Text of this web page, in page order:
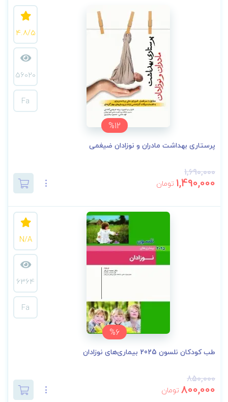
%12
4.8/5
56020
Fa
پرستاری بهداشت مادران و نوزادان ضیغمی
1,690,000
1,490,000 تومان
%6
N/A
6364
Fa
طب کودکان نلسون 2025 بیماری‌های نوزادان
850,000
800,000 تومان